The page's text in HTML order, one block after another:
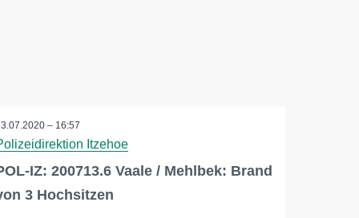
– 16:57
Itzehoe
IZ: 200713.6 Vaale / Mehlbek: Brand
3 Hochsitzen